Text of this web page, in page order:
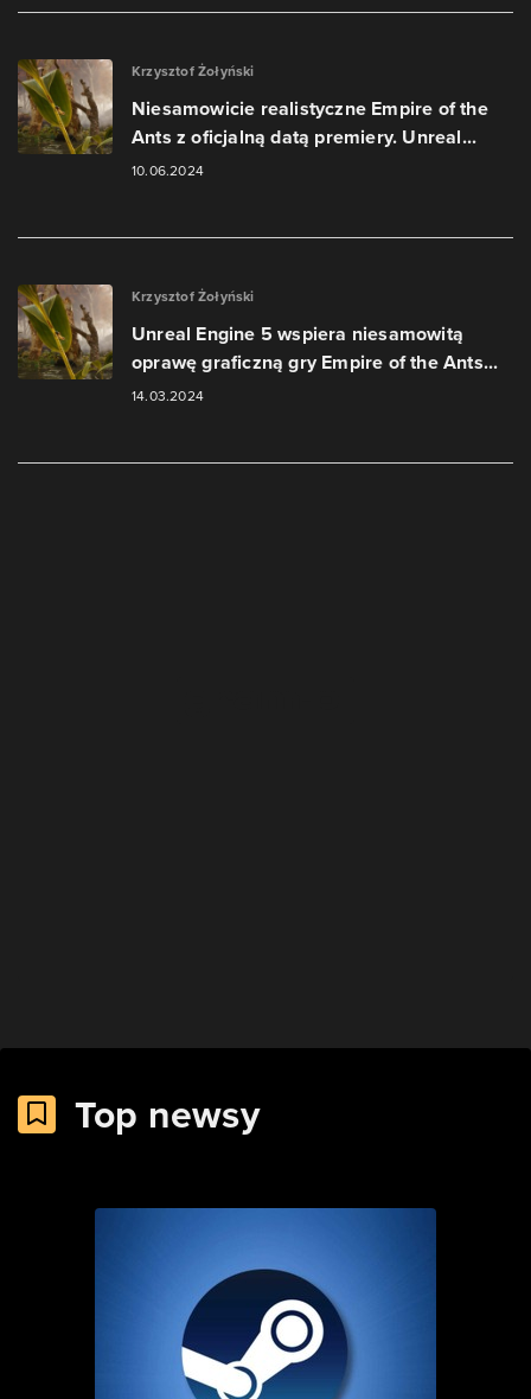
Krzysztof Żołyński
Niesamowicie realistyczne Empire of the
Ants z oficjalną datą premiery. Unreal...
10.06.2024
Krzysztof Żołyński
Unreal Engine 5 wspiera niesamowitą
oprawę graficzną gry Empire of the Ants...
14.03.2024
Top newsy